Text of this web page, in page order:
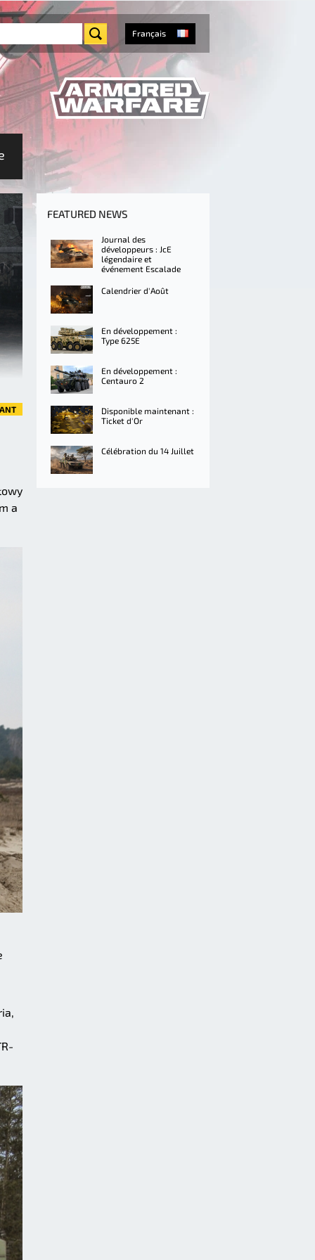
Français
a
FEATURED NEWS
Journal des
développeurs : JcE
légendaire et
événement Escalade
Calendrier d'Août
En développement :
Type 625E
En développement :
Centauro 2
Disponible maintenant :
Ticket d'Or
Célébration du 14 Juillet